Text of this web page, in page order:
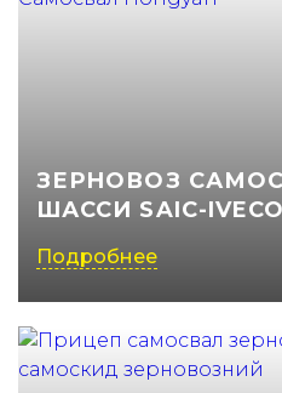
ЗЕРНОВОЗ
ШАССИ SAIC-IVECO
Подробнее